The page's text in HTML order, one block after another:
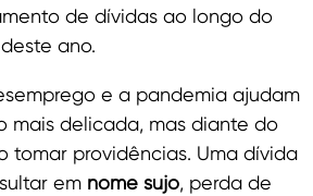
de dívidas ao longo do
ano.
e a pandemia ajudam
mais delicada, mas diante do
tomar providências. Uma dívida
em nome sujo, perda de